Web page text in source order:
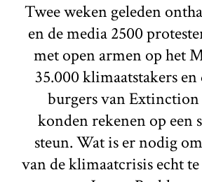
Twee weken geleden
en de media 2500
met open armen op het
35.000 klimaatstakers en
burgers van
konden rekenen op een
steun. Wat is er nodig
van de klimaatcrisis echt